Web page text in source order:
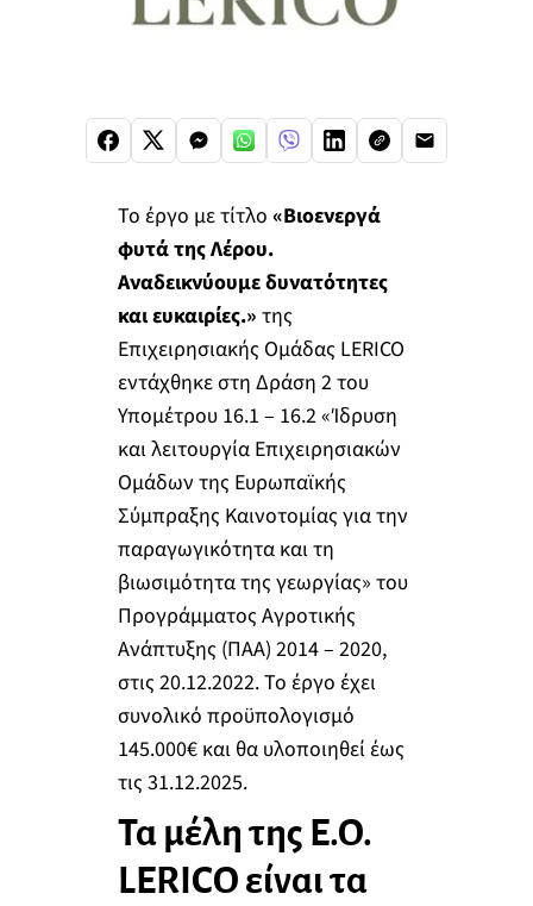
Το έργο με τίτλο «Βιοενεργά
φυτά της Λέρου.
Αναδεικνύουμε δυνατότητες
και ευκαιρίες.» της
Επιχειρησιακής Ομάδας LERICO
εντάχθηκε στη Δράση 2 του
Υπομέτρου 16.1 – 16.2 «Ίδρυση
και λειτουργία Επιχειρησιακών
Ομάδων της Ευρωπαϊκής
Σύμπραξης Καινοτομίας για την
παραγωγικότητα και τη
βιωσιμότητα της γεωργίας» του
Προγράμματος Αγροτικής
Ανάπτυξης (ΠΑΑ) 2014 – 2020,
στις 20.12.2022. Το έργο έχει
συνολικό προϋπολογισμό
145.000€ και θα υλοποιηθεί έως
τις 31.12.2025.
Τα μέλη της Ε.Ο.
LERICO είναι τα